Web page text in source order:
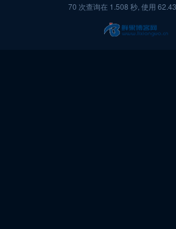
70 次查询在 1.508 秒, 使用